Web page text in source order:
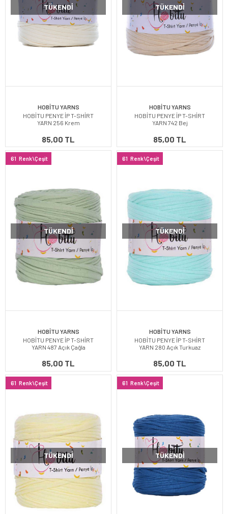
TÜKENDI
HOBİTU YARNS
HOBİTU PENYE İP T-SHİRT
YARN 256 Krem
85,00 TL
TÜKENDI
HOBİTU YARNS
HOBİTU PENYE İP T-SHİRT
YARN 742 Bej
85,00 TL
61 Renk\Çeşit
TÜKENDI
HOBİTU YARNS
HOBİTU PENYE İP T-SHİRT
YARN 487 Açık Çağla
85,00 TL
61 Renk\Çeşit
TÜKENDI
HOBİTU YARNS
HOBİTU PENYE İP T-SHİRT
YARN 280 Açık Turkuaz
85,00 TL
61 Renk\Çeşit
TÜKENDI
61 Renk\Çeşit
TÜKENDI